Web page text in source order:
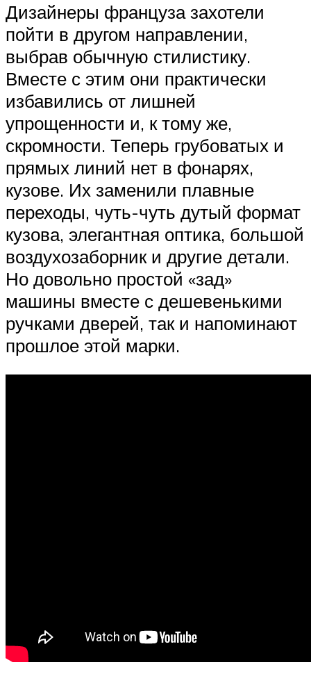
Дизайнеры француза захотели
пойти в другом направлении,
выбрав обычную стилистику.
Вместе с этим они практически
избавились от лишней
упрощенности и, к тому же,
скромности. Теперь грубоватых и
прямых линий нет в фонарях,
кузове. Их заменили плавные
переходы, чуть-чуть дутый формат
кузова, элегантная оптика, большой
воздухозаборник и другие детали.
Но довольно простой «зад»
машины вместе с дешевенькими
ручками дверей, так и напоминают
прошлое этой марки.